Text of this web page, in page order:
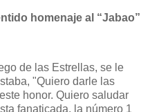
homenaje al “Jabao”
de las Estrellas, se le
"Quiero darle las
honor. Quiero saludar
fanaticada, la número 1